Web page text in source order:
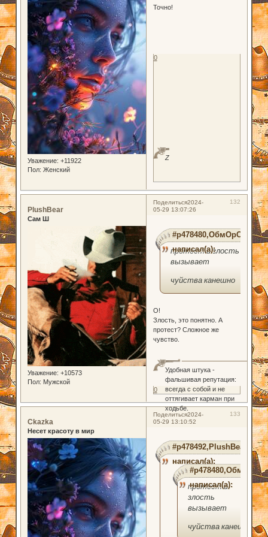
Уважение: +11922
Пол: Женский
Точно!
Z
0
Поделиться 132
2024-
05-29 13:07:26
PlushBear
Сам Ш
Уважение: +10573
Пол: Мужской
#p478480,ОбмОрОк
написал(а):
протест и злость
вызывает
чуйства канешно
О!
Злость, это понятно. А
протест? Сложное же
чувство.
Удобная штука -
фальшивая репутация:
всегда с собой и не
оттягивает карман при
ходьбе.
0
Поделиться 133
2024-
05-29 13:10:52
Ckazka
Несет красоту в мир
#p478492,PlushBear
написал(а):
#p478480,ОбмОрОк
написал(а):
протест и
злость
вызывает
чуйства канешно